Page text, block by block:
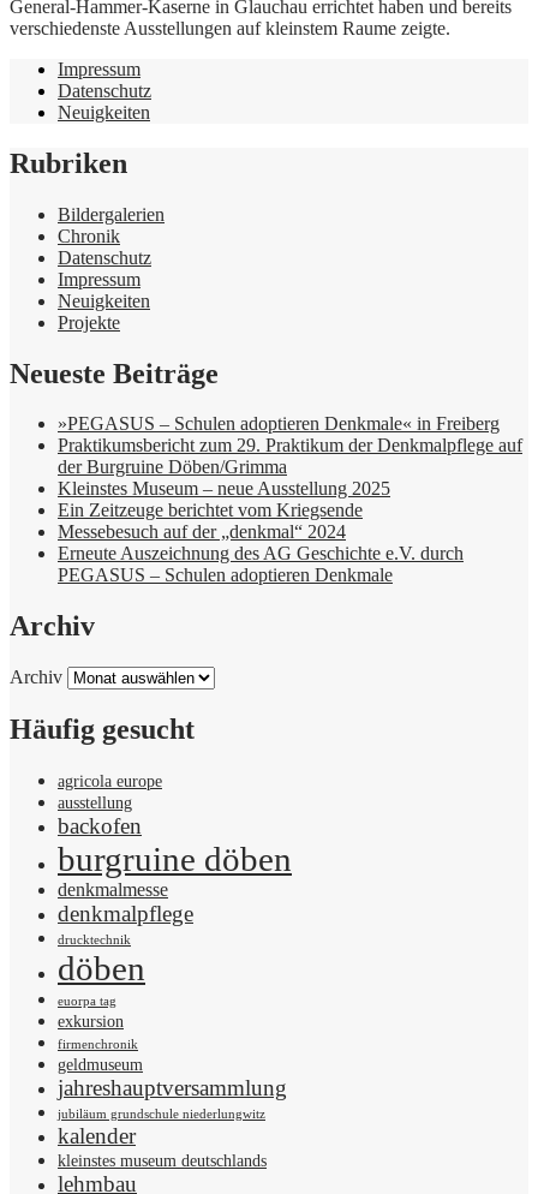
General-Hammer-Kaserne in Glauchau errichtet haben und bereits
verschiedenste Ausstellungen auf kleinstem Raume zeigte.
Impressum
Datenschutz
Neuigkeiten
Rubriken
Bildergalerien
Chronik
Datenschutz
Impressum
Neuigkeiten
Projekte
Neueste Beiträge
»PEGASUS – Schulen adoptieren Denkmale« in Freiberg
Praktikumsbericht zum 29. Praktikum der Denkmalpflege auf
der Burgruine Döben/Grimma
Kleinstes Museum – neue Ausstellung 2025
Ein Zeitzeuge berichtet vom Kriegsende
Messebesuch auf der „denkmal“ 2024
Erneute Auszeichnung des AG Geschichte e.V. durch
PEGASUS – Schulen adoptieren Denkmale
Archiv
Archiv
Häufig gesucht
agricola europe
ausstellung
backofen
burgruine döben
denkmalmesse
denkmalpflege
drucktechnik
döben
euorpa tag
exkursion
firmenchronik
geldmuseum
jahreshauptversammlung
jubiläum grundschule niederlungwitz
kalender
kleinstes museum deutschlands
lehmbau